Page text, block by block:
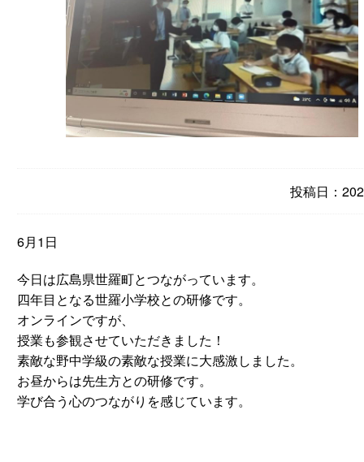
投稿日：
6月1日
今日は広島県世羅町とつながっています。
四年目となる世羅小学校との研修です。
オンラインですが、
授業も参観させていただきました！
素敵な野中学級の素敵な授業に大感激しました。
お昼からは先生方との研修です。
学び合う心のつながりを感じています。